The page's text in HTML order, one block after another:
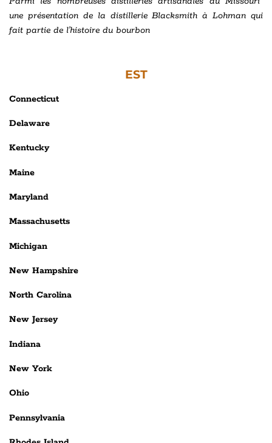
une présentation de la distillerie Blacksmith à Lohman qui
fait partie de l'histoire du bourbon
EST
Connecticut
Delaware
Kentucky
Maine
Maryland
Massachusetts
Michigan
New Hampshire
North Carolina
New Jersey
Indiana
New York
Ohio
Pennsylvania